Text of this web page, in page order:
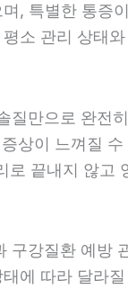
, 특별한 통
소 관리 상태
만으로 완전
상이 느껴질
끝내지 않
강질환 예방
에 따라 달라